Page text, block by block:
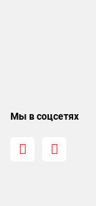
Мы в соцсетях